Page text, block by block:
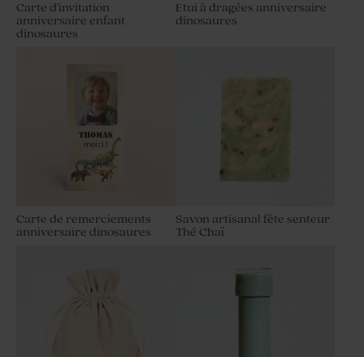
Carte d'invitation
anniversaire enfant
dinosaures
Etui à dragées anniversaire
dinosaures
Carte de remerciements
anniversaire dinosaures
Savon artisanal fête senteur
Thé Chaï